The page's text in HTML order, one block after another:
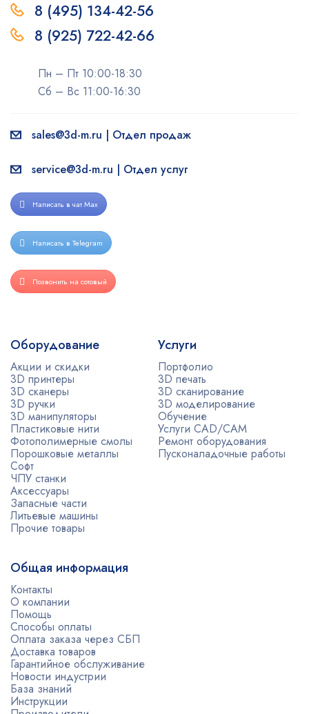
8 (495) 134-42-56
8 (925) 722-42-66
Пн – Пт 10:00-18:30
Сб – Вс 11:00-16:30
sales@3d-m.ru | Отдел продаж
service@3d-m.ru | Отдел услуг
Написать в чат Max
Написать в Telegram
Позвонить на сотовый
Оборудование
Акции и скидки
3D принтеры
3D сканеры
3D ручки
3D манипуляторы
Пластиковые нити
Фотополимерные смолы
Порошковые металлы
Софт
ЧПУ станки
Аксессуары
Запасные части
Литьевые машины
Прочие товары
Услуги
Портфолио
3D печать
3D сканирование
3D моделирование
Обучение
Услуги CAD/CAM
Ремонт оборудования
Пусконаладочные работы
Общая информация
Контакты
О компании
Помощь
Способы оплаты
Оплата заказа через СБП
Доставка товаров
Гарантийное обслуживание
Новости индустрии
База знаний
Инструкции